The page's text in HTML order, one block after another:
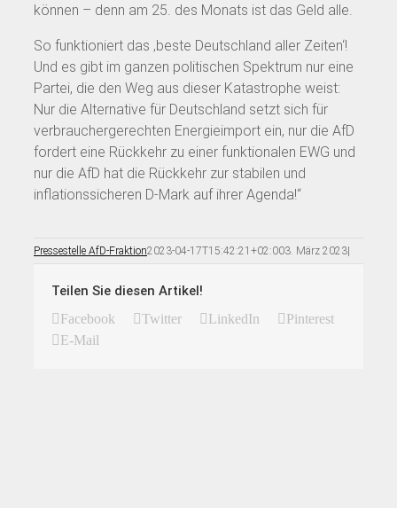
können – denn am 25. des Monats ist das Geld alle.
So funktioniert das ‚beste Deutschland aller Zeiten‘!
Und es gibt im ganzen politischen Spektrum nur eine
Partei, die den Weg aus dieser Katastrophe weist:
Nur die Alternative für Deutschland setzt sich für
verbrauchergerechten Energieimport ein, nur die AfD
fordert eine Rückkehr zu einer funktionalen EWG und
nur die AfD hat die Rückkehr zur stabilen und
inflationssicheren D-Mark auf ihrer Agenda!“
Pressestelle AfD-Fraktion2023-04-17T15:42:21+02:003. März 2023|
Teilen Sie diesen Artikel!
Facebook Twitter LinkedIn
Pinterest
E-Mail